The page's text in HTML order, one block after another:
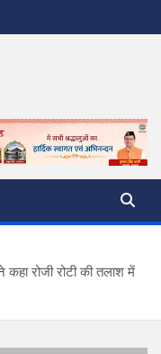
कहा रोजी रोटी की तलाश में